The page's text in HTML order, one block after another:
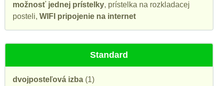
možnosť jednej prístelky, prístelka na rozkladacej
posteli, WIFI pripojenie na internet
Standard
dvojposteľová izba (1)